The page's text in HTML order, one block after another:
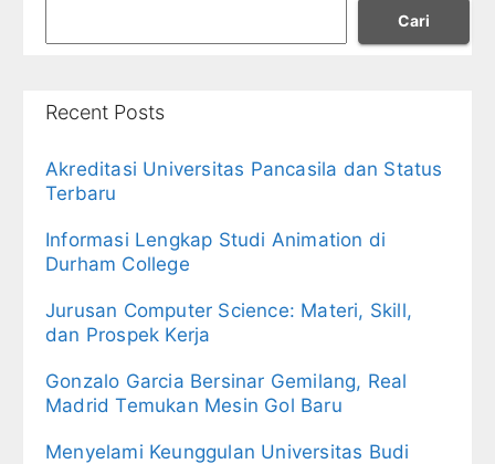
Cari
Recent Posts
Akreditasi Universitas Pancasila dan Status
Terbaru
Informasi Lengkap Studi Animation di
Durham College
Jurusan Computer Science: Materi, Skill,
dan Prospek Kerja
Gonzalo Garcia Bersinar Gemilang, Real
Madrid Temukan Mesin Gol Baru
Menyelami Keunggulan Universitas Budi